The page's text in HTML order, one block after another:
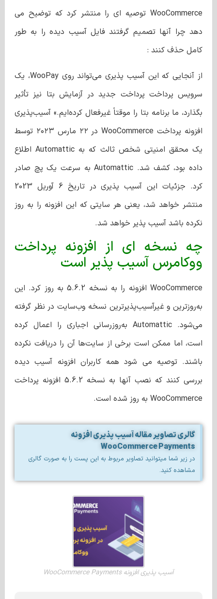
WooCommerce توصیه ای را منتشر کرد که توضیح می
دهد چرا آنها تصمیم گرفتند فایل آسیب دیده را به طور
کامل حذف کنند :
از آنجایی که این آسیب‌ پذیری می‌تواند روی WooPay، یک
سرویس پرداخت پرداخت جدید در آزمایش بتا نیز تأثیر
بگذارد، ما برنامه بتا را موقتاً غیرفعال کرده‌ایم.» آسیب‌پذیری
افزونه پرداخت WooCommerce در ۲۲ مارس ۲۰۲۳ توسط
یک محقق امنیتی شخص ثالث که به Automattic اطلاع
داده بود، کشف شد. Automattic به سرعت یک پچ صادر
کرد. جزئیات این آسیب پذیری در تاریخ 6 آوریل 2023
منتشر خواهد شد، یعنی هر سایتی که این افزونه را به روز
نکرده باشد آسیب پذیر خواهد شد.
چه نسخه ای از افزونه پرداخت
ووکامرس آسیب پذیر است
WooCommerce افزونه را به نسخه 5.6.2 به روز کرد. این
به‌روزترین و غیرآسیب‌پذیرترین نسخه وب‌سایت در نظر گرفته
می‌شود. Automattic به‌روزرسانی اجباری را اعمال کرده
است، اما ممکن است برخی از سایت‌ها آن را دریافت نکرده
باشند. توصیه می شود همه کاربران افزونه آسیب دیده
بررسی کنند که نصب آنها به نسخه 5.6.2 افزونه پرداخت
WooCommerce به روز شده است.
گالری تصاویر مقاله آسیب پذیری افزونه
WooCommerce Payments
در زیر شما میتوانید تصاویر مربوط به این پست را به صورت گالری
مشاهده کنید.
آسیب پذیری افزونه WooCommerce Payments